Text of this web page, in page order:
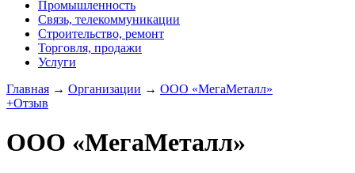
Промышленность
Связь, телекоммуникации
Строительство, ремонт
Торговля, продажи
Услуги
Главная → Организации → ООО «МегаМеталл»
+Отзыв
ООО «МегаМеталл»